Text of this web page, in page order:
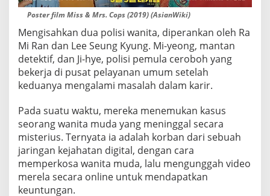
Poster film Miss & Mrs. Cops (2019) (AsianWiki)
Mengisahkan dua polisi wanita, diperankan oleh Ra
Mi Ran dan Lee Seung Kyung. Mi-yeong, mantan
detektif, dan Ji-hye, polisi pemula ceroboh yang
bekerja di pusat pelayanan umum setelah
keduanya mengalami masalah dalam karir.
Pada suatu waktu, mereka menemukan kasus
seorang wanita muda yang meninggal secara
misterius. Ternyata ia adalah korban dari sebuah
jaringan kejahatan digital, dengan cara
memperkosa wanita muda, lalu mengunggah video
merela secara online untuk mendapatkan
keuntungan.